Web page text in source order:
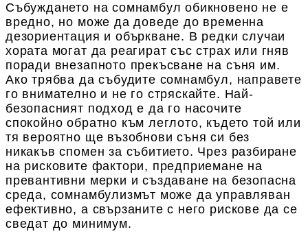
Събуждането на сомнамбул обикновено не е
вредно, но може да доведе до временна
дезориентация и объркване. В редки случаи
хората могат да реагират със страх или гняв
поради внезапното прекъсване на съня им.
Ако трябва да събудите сомнамбул, направете
го внимателно и не го стряскайте. Най-
безопасният подход е да го насочите
спокойно обратно към леглото, където той или
тя вероятно ще възобнови съня си без
никакъв спомен за събитието. Чрез разбиране
на рисковите фактори, предприемане на
превантивни мерки и създаване на безопасна
среда, сомнамбулизмът може да управляван
ефективно, а свързаните с него рискове да се
сведат до минимум.